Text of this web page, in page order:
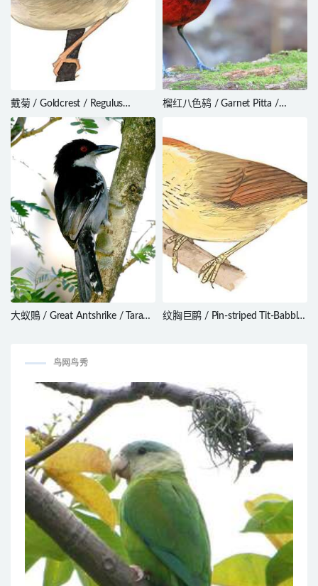
戴菊 / Goldcrest / Regulus
regulus
榴红八色鸫 / Garnet Pitta /
大蚁鵙 / Great Antshrike / Taraba
纹胸巨鹛 / Pin-striped Tit-Babbler
鸟网鸟秀